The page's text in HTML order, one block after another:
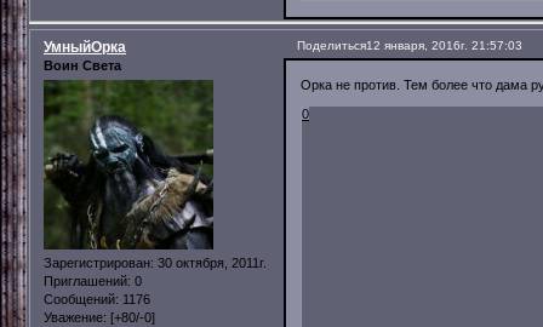
Поделиться12 января, 2016г. 21:57:03
УмныйОрка
Воин Света
Зарегистрирован: 30 октября, 2011г.
Приглашений: 0
Сообщений: 1176
Уважение: [+80/-0]
Орка не против. Тем более что дама
0